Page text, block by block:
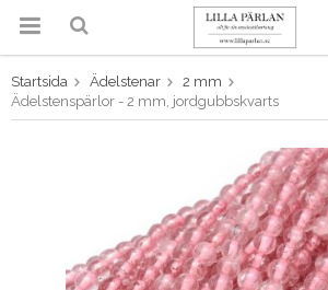
Produkten har blivit tillagd i
varukorgen
Startsida Ädelstenar
2 mm
Ädelstenspärlor - 2 mm, jordgubbskvarts